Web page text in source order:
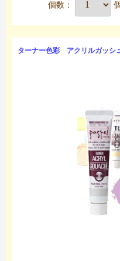
個数： 個
ターナー色彩 アクリルガッシ